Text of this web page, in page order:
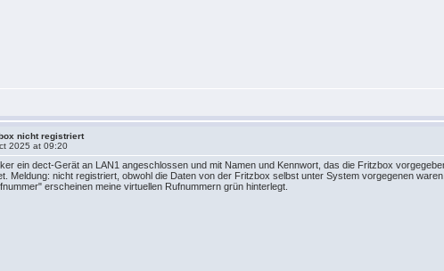
nicht registriert
2025 at 09:20
ein dect-Gerät an LAN1 angeschlossen und mit Namen und Kennwort, das die Fritzbox
Meldung: nicht registriert, obwohl die Daten von der Fritzbox selbst unter System vorgegenen waren.
erscheinen meine virtuellen Rufnummern grün hinterlegt.